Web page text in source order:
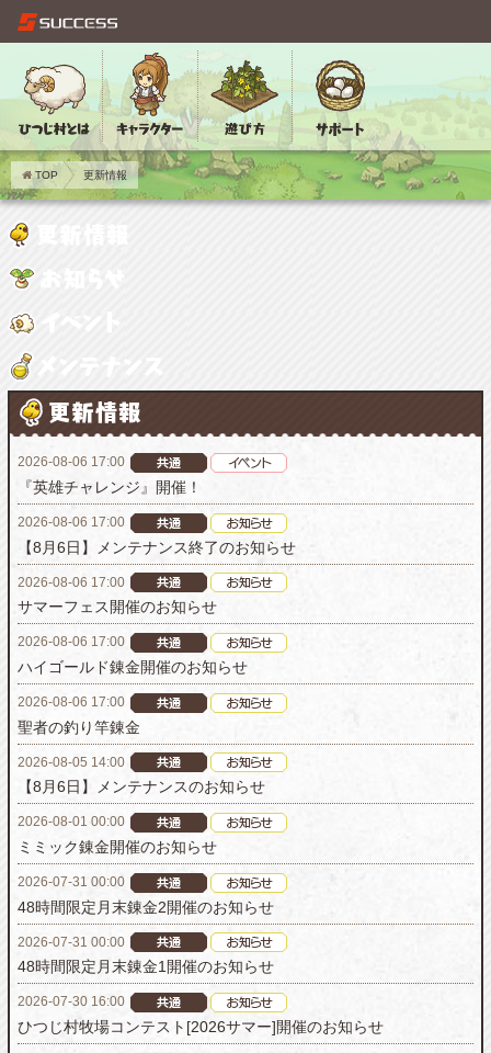
TOP 更新情報
2026-08-06 17:00
『英雄チャレンジ』開催！
2026-08-06 17:00
【8月6日】メンテナンス終了のお知らせ
2026-08-06 17:00
サマーフェス開催のお知らせ
2026-08-06 17:00
ハイゴールド錬金開催のお知らせ
2026-08-06 17:00
聖者の釣り竿錬金
2026-08-05 14:00
【8月6日】メンテナンスのお知らせ
2026-08-01 00:00
ミミック錬金開催のお知らせ
2026-07-31 00:00
48時間限定月末錬金2開催のお知らせ
2026-07-31 00:00
48時間限定月末錬金1開催のお知らせ
2026-07-30 16:00
ひつじ村牧場コンテスト[2026サマー]開催のお知らせ